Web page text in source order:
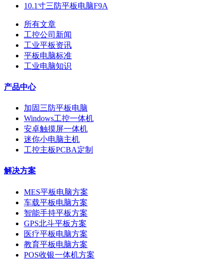
10.1寸三防平板电脑F9A
所有文章
工控公司新闻
工业平板资讯
平板电脑标准
工业电脑知识
产品中心
加固三防平板电脑
Windows工控一体机
安卓触摸屏一体机
迷你小电脑主机
工控主板PCBA定制
解决方案
MES平板电脑方案
车载平板电脑方案
智能手持平板方案
GPS北斗平板方案
医疗平板电脑方案
教育平板电脑方案
POS收银一体机方案